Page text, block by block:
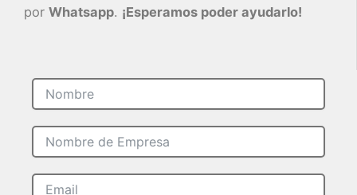
por Whatsapp. ¡Esperamos poder ayudarlo!